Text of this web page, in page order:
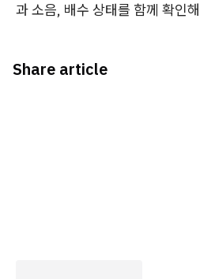
과 소음, 배수 상태를 함께 확인
Share article